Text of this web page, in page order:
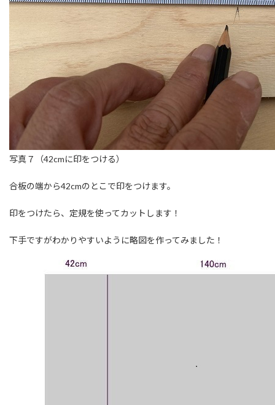
写真７（42cmに印をつける）
合板の端から42cmのとこで印をつけます。
印をつけたら、定規を使ってカットします！
下手ですがわかりやすいように略図を作ってみました！